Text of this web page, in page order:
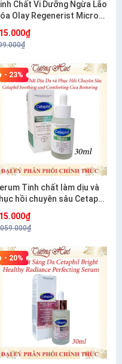
Chất Vi Dưỡng Ngừa Lão
Olay Regenerist Micro-
- 23%
Tinh chất làm dịu và
hồi chuyên sâu Cetaphil
Restoring 30ml
- 20%